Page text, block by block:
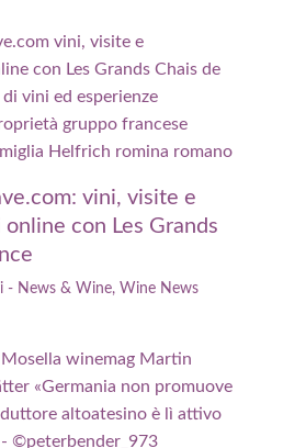
vini, visite e
con Les Grands
- News & Wine, Wine News